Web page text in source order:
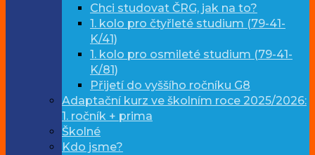
Chci studovat ČRG, jak na to?
1. kolo pro čtyřleté studium (79-41-
K/41)
1. kolo pro osmileté studium (79-41-
K/81)
Přijetí do vyššího ročníku G8
Adaptační kurz ve školním roce 2025/2026:
1. ročník + prima
Školné
Kdo jsme?